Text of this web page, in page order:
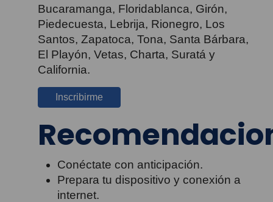
Bucaramanga, Floridablanca, Girón,
Piedecuesta, Lebrija, Rionegro, Los
Santos, Zapatoca, Tona, Santa Bárbara,
El Playón, Vetas, Charta, Suratá y
California.
Inscribirme
Conéctate con anticipación.
Prepara tu dispositivo y conexión a
internet.